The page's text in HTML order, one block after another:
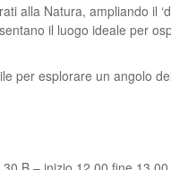
alla Natura, ampliando il
il luogo ideale per
per esplorare unangolo